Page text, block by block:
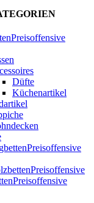
Düfte
Küchenartikel